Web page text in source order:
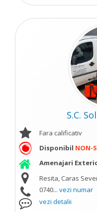
S.C.
Fara calificativ
Disponibil NON-
Amenajari
Resita, Caras
0740... vezi numar
vezi detalii